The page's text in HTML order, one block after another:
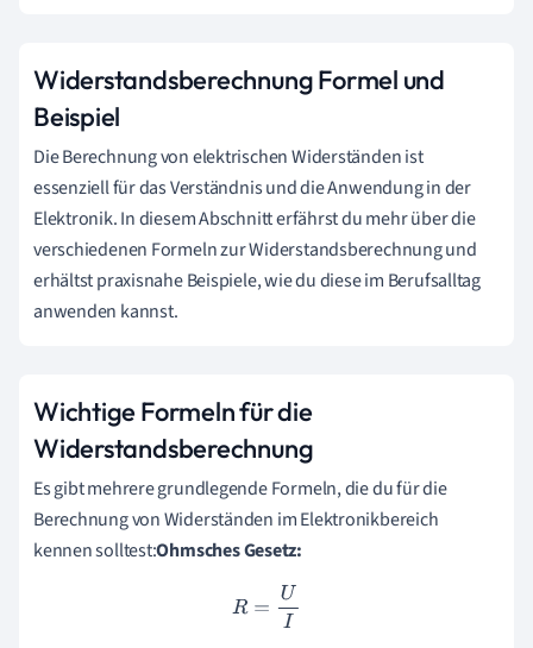
Widerstandsberechnung Formel und
Beispiel
Die Berechnung von elektrischen Widerständen ist
essenziell für das Verständnis und die Anwendung in der
Elektronik. In diesem Abschnitt erfährst du mehr über die
verschiedenen Formeln zur Widerstandsberechnung und
erhältst praxisnahe Beispiele, wie du diese im Berufsalltag
anwenden kannst.
Wichtige Formeln für die
Widerstandsberechnung
Es gibt mehrere grundlegende Formeln, die du für die
Berechnung von Widerständen im Elektronikbereich
kennen solltest:Ohmsches Gesetz:
R=UI